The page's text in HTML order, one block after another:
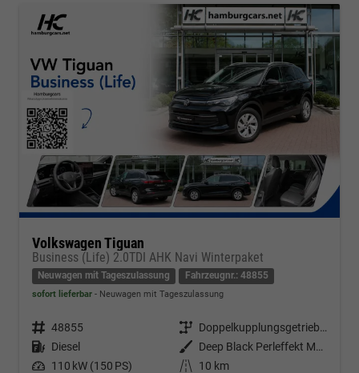
Volkswagen Tiguan
Business (Life) 2.0TDI AHK Navi Winterpaket
Neuwagen mit Tageszulassung Fahrzeugnr.: 48855
sofort lieferbar Neuwagen mit Tageszulassung
Fahrzeugnr. 48855 Getriebe
Doppelkupplungsgetriebe (DSG)
Kraftstoff Diesel Außenfarbe
Deep Black Perleffekt Metallic
Leistung 110 kW (150 PS) Kilometerstand
10 km